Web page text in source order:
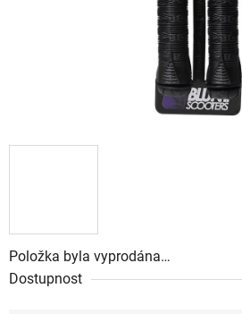
Položka byla vyprodána…
Dostupnost